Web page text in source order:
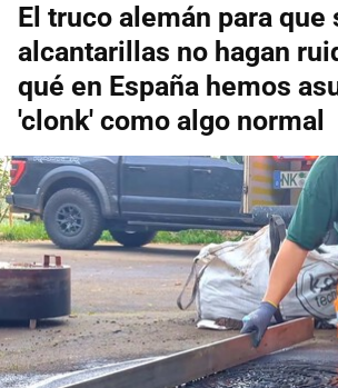
El truco alemán para que
alcantarillas no hagan
qué en España hemos
'clonk' como algo normal